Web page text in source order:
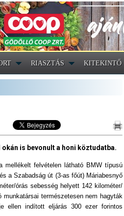
RIASZTÁS KITEKINTŐ
is bevonult a honi köztudatba.
felvételen látható BMW típusú
a Szabadság út (3-as főút) Máriabesnyő
órás sebesség helyett 142 kilométer/
munkatársai természetesen nem hagyták
ellen indított eljárás 300 ezer forintos